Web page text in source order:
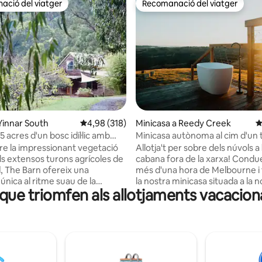
d'un total de 5; 296 avaluacions
del viatger
del viatger
South 4,98 de puntuació mitjana d'un total de 5; 318
4,98 (318)
acres d'un bosc idíl·lic amb
la impressionant vegetació
extensos turons agrícoles de
The Barn ofereix una
al ritme suau de la
en 5 hectàrees de bosc
vistes a la vall. A l'interior,
o els ocells llir. Cuina la
Recomanació del viatger
Recomanació del viatger
Minicasa a Reedy Creek
Minicasa autònoma al cim d'un
bany exterior
Allotja't per sobre dels núvols a
cabana fora de la xarxa! Condueix a poc
més d'una hora de Melbourne
la nostra minicasa situada a la
propietat de 100 hectàrees
la muntanya. A dalt d'un turó
de vida més lent, funciona amb
triomfen als allotjaments